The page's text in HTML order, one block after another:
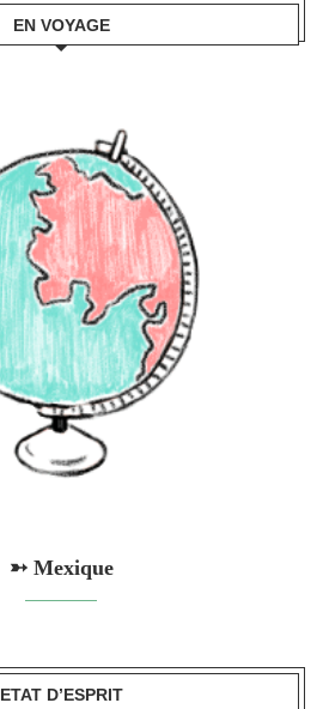
EN VOYAGE
➳ Mexique
ETAT D’ESPRIT